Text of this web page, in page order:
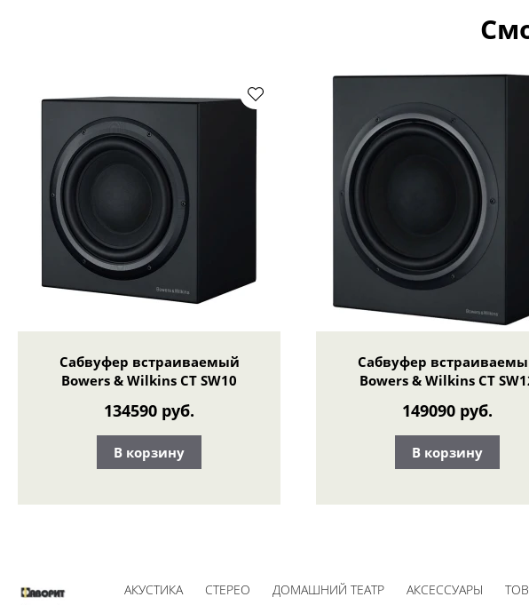
Сабвуфер встраиваемый
Bowers & Wilkins CT SW10
134590 руб.
В корзину
Сабвуфер
Bowers & Wilkins CT
149090 руб.
В корзину
АКУСТИКА СТЕРЕО ДОМАШНИЙ ТЕАТР АКСЕССУАРЫ